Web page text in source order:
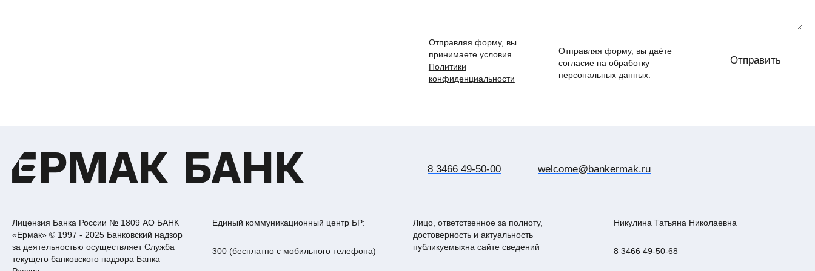
Отправляя форму, вы
принимаете условия
Политики
конфиденциальности
Отправляя форму, вы даёте
согласие на обработку
персональных данных.
Отправить
Отправить
8 3466 49-50-00 welcome@bankermak.ru
Лицензия Банка России № 1809 АО БАНК
«Ермак» © 1997 - 2025 Банковский надзор
за деятельностью осуществляет Служба
текущего банковского надзора Банка
Единый коммуникационный центр БР:
300 (бесплатно с мобильного телефона)
Лицо, ответственное за полноту,
достоверность и актуальность
публикуемыхна сайте сведений
Никулина Татьяна Николаевна
8 3466 49-50-68